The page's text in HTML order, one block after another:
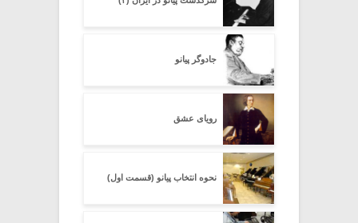
جادوگر پیانو
رویای عشق
نحوه انتخاب پیانو (قسمت اول)